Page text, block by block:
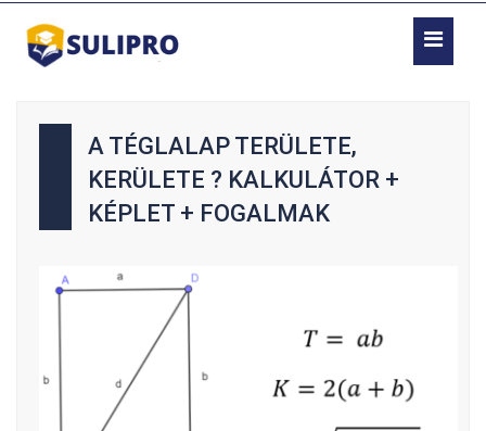
A TÉGLALAP TERÜLETE,
KERÜLETE ? KALKULÁTOR +
KÉPLET + FOGALMAK